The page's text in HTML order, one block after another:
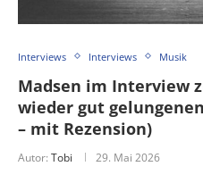
Interviews Interviews Musik
Madsen im Interview
wieder gut
– mit Rezension)
Autor: Tobi 29. Mai 2026